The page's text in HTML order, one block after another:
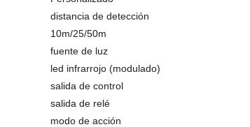
distancia de detección
10m/25/50m
fuente de luz
led infrarrojo (modulado)
salida de control
salida de relé
modo de acción